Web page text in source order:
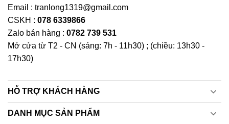
Email : tranlong1319@gmail.com
CSKH : 078 6339866
Zalo bán hàng : 0782 739 531
Mở cửa từ T2 - CN (sáng: 7h - 11h30) ; (chiều: 13h30 -
17h30)
HỖ TRỢ KHÁCH HÀNG
DANH MỤC SẢN PHẨM